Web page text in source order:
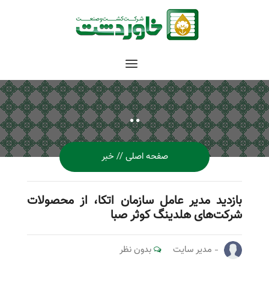
..
صفحه اصلی خبر
بازدید مدیر عامل سازمان اتکا، از محصولات
شرکت‌های هلدینگ کوثر صبا
مدیر سایت بدون نظر